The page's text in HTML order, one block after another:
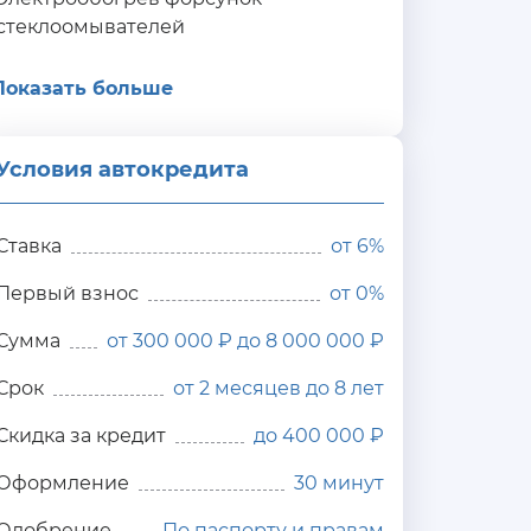
больше
автокредита
от 6%
взнос от 0%
от 300 000 ₽ до 8 000 000 ₽
от 2 месяцев до 8 лет
за кредит до 400 000 ₽
30 минут